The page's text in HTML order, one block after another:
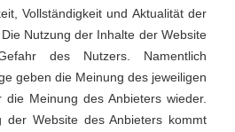
Vollständigkeit und Aktualität der
Nutzung der Inhalte der Website
des Nutzers. Namentlich
geben die Meinung des jeweiligen
Meinung des Anbieters wieder.
der Website des Anbieters kommt